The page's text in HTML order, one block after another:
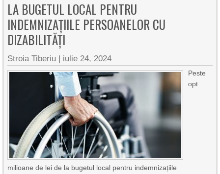
LA BUGETUL LOCAL PENTRU
INDEMNIZAȚIILE PERSOANELOR CU
DIZABILITĂȚI
Stroia Tiberiu | iulie 24, 2024
Peste
opt
milioane de lei de la bugetul local pentru indemnizațiile